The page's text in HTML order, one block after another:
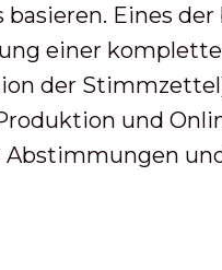
Eines
einer
der
und